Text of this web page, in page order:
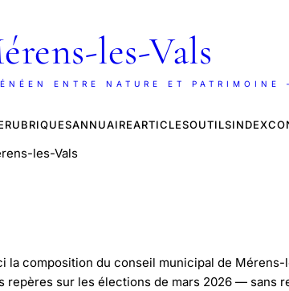
les-Vals
ENTRE NATURE ET PATRIMOINE
RUBRIQUESANNUAIREARTICLESOUTILSINDEX
les-Vals
composition du conseil municipal de
sur les élections de mars 2026 — sans